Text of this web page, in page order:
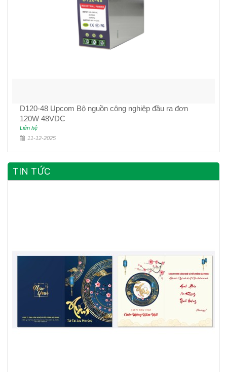
D120-48 Upcom Bộ nguồn công nghiệp đầu ra đơn
120W 48VDC
Liên hệ
11-12-2025
TIN TỨC